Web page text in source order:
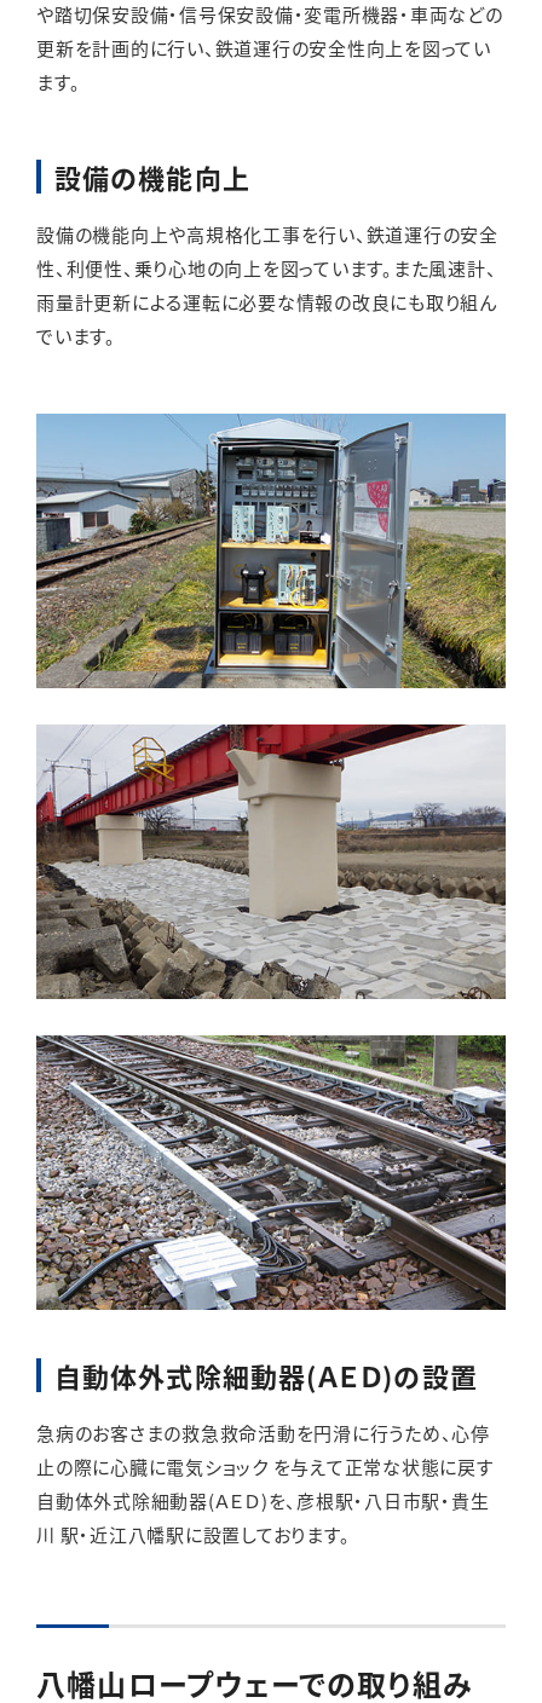
や踏切保安設備・信号保安設備・変電所機器・車両などの
更新を計画的に行い、鉄道運行の安全性向上を図ってい
ます。
設備の機能向上
設備の機能向上や高規格化工事を行い、鉄道運行の安全
性、利便性、乗り心地の向上を図っています。また風速計、
雨量計更新による運転に必要な情報の改良にも取り組ん
でいます。
自動体外式除細動器(ＡＥＤ)の設置
急病のお客さまの救急救命活動を円滑に行うため、心停
止の際に心臓に電気ショック を与えて正常な状態に戻す
自動体外式除細動器(ＡＥＤ)を、彦根駅・八日市駅・貴生
川 駅・近江八幡駅に設置しております。
八幡山ロープウェーでの取り組み